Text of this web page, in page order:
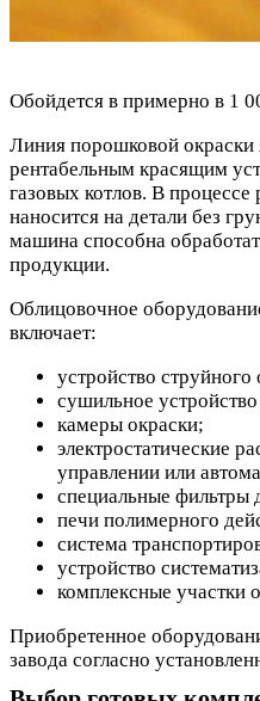
Обойдется в примерно в 1
Линия порошковой окраски
рентабельным красящим
газовых котлов. В
наносится на детали без
машина способна
продукции.
Облицовочное
включает:
устройство
сушильное
камеры окраски;
электростатические
управлении или
специальные фильтры
печи полимерного
система
устройство
комплексные участки
Приобретенное
завода согласно